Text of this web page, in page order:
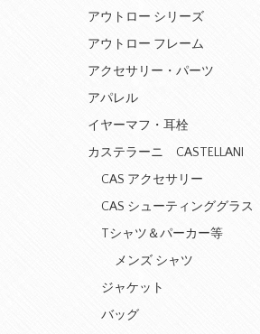
アウトロー シリーズ
アウトロー フレーム
アクセサリー・パーツ
アパレル
イヤーマフ・耳栓
カステラーニ CASTELLANI
CAS アクセサリー
CAS シューティンググラス
Tシャツ＆パーカー等
メンズ シャツ
ジャケット
バッグ